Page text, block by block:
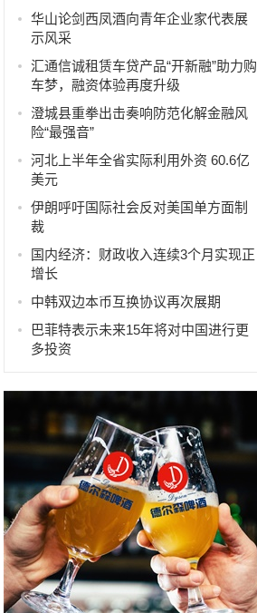
华山论剑西凤酒向青年企业家代表展
示风采
汇通信诚租赁车贷产品“开新融”助力购
车梦，融资体验再度升级
澄城县重拳出击奏响防范化解金融风
险“最强音”
河北上半年全省实际利用外资 60.6亿
美元
伊朗呼吁国际社会反对美国单方面制
裁
国内经济：财政收入连续3个月实现正
增长
中韩双边本币互换协议再次展期
巴菲特表示未来15年将对中国进行更
多投资